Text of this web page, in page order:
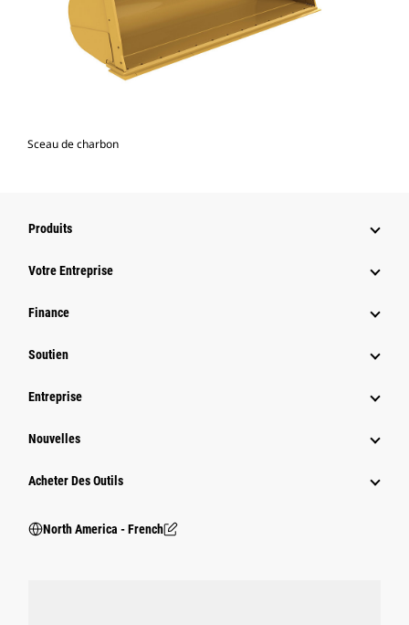
Sceau de charbon
Produits
Votre Entreprise
Finance
Soutien
Entreprise
Nouvelles
Acheter Des Outils
North America - French